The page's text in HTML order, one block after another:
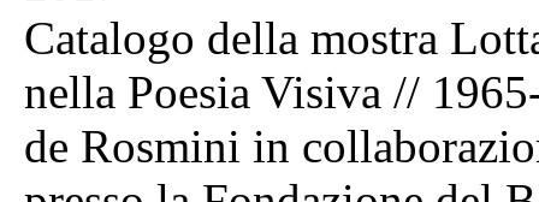
Catalogo della mostra
nella Poesia Visiva //
de Rosmini in